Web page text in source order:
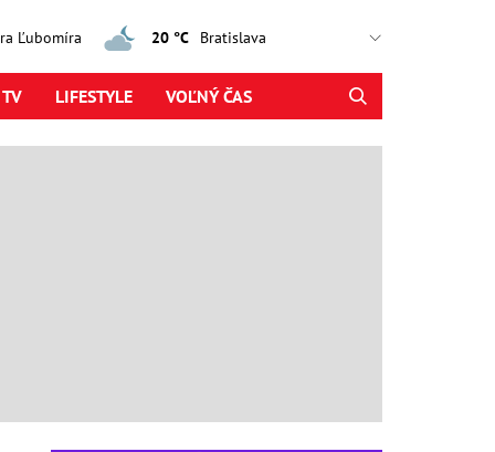
Ľubomíra 20 °C
LIFESTYLE VOĽNÝ ČAS